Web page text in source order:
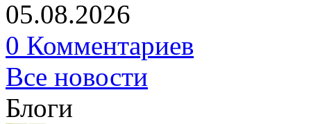
05.08.2026
0 Комментариев
Все новости
Блоги